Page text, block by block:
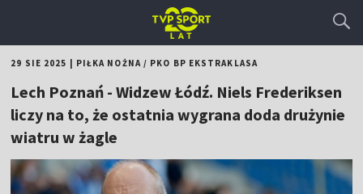
29 SIE 2025 PIŁKA NOŻNA/ PKO BP EKSTRAKLASA
Lech Poznań - Widzew Łódź. Niels Frederiksen
liczy na to, że ostatnia wygrana doda drużynie
wiatru w żagle